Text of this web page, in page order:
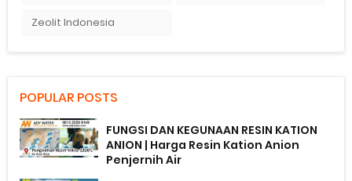
Zeolit Indonesia
POPULAR POSTS
FUNGSI DAN KEGUNAAN RESIN KATION
ANION | Harga Resin Kation Anion
Penjernih Air